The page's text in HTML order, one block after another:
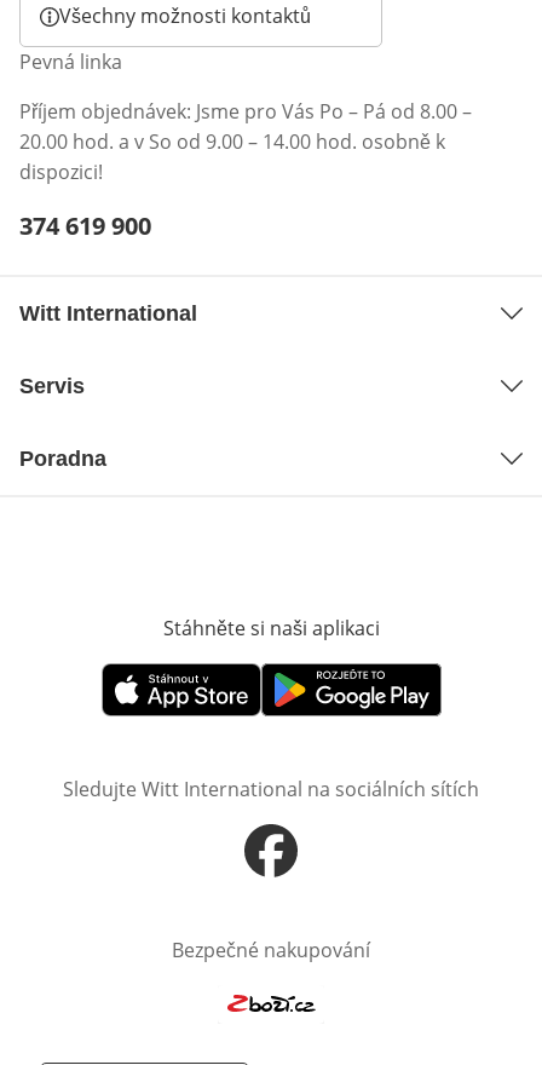
Všechny možnosti kontaktů
Pevná linka
Příjem objednávek: Jsme pro Vás Po – Pá od 8.00 –
20.00 hod. a v So od 9.00 – 14.00 hod. osobně k
dispozici!
Telefonní číslo:
374 619 900
Witt International
Servis
Poradna
Stáhněte si naši aplikaci
Otevře v novém okněOtevře v novém okně
Sledujte Witt International na sociálních sítích
Otevře v novém okně
Bezpečné nakupování